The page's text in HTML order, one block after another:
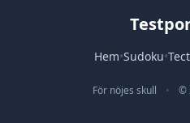
Hem•Sudoku•
För nöjes skull • ©